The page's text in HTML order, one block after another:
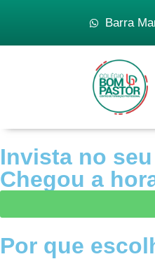
Barra
Invista no
Chegou a
Por que